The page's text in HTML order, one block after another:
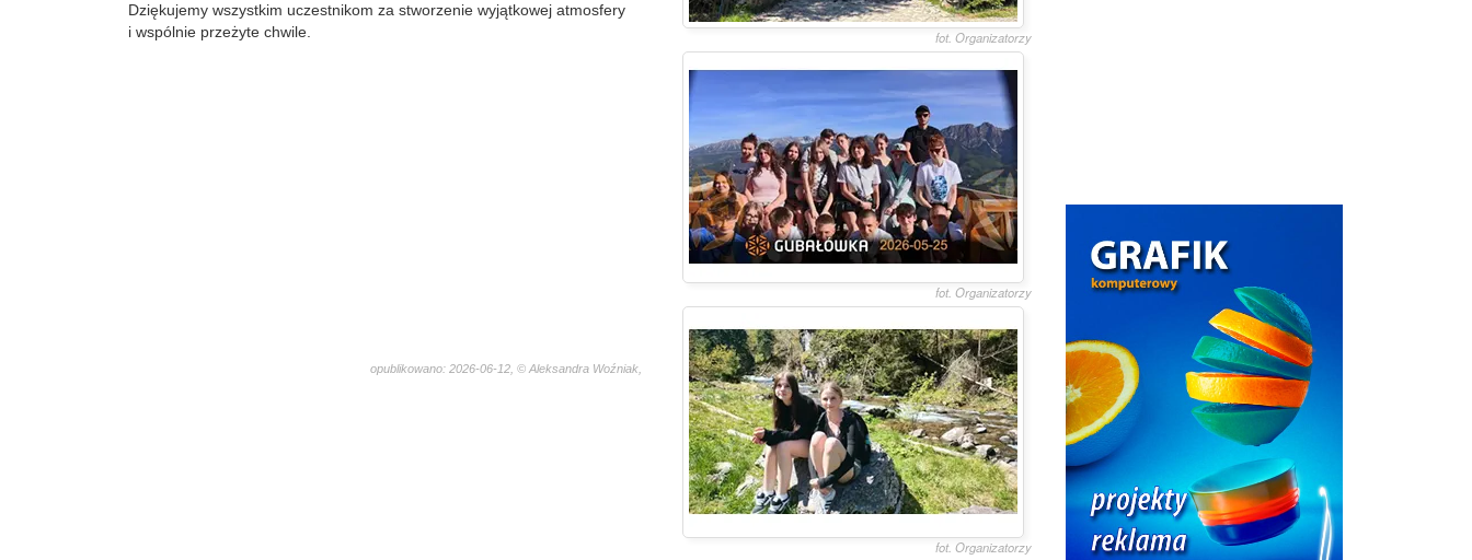
Dziękujemy wszystkim uczestnikom za stworzenie wyjątkowej atmosfery
i wspólnie przeżyte chwile.
opublikowano: 2026-06-12, © Aleksandra Woźniak,
fot. Organizatorzy
fot. Organizatorzy
fot. Organizatorzy